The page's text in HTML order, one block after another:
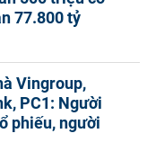
77.800 tỷ
Vingroup,
PC1: Người
phiếu, người